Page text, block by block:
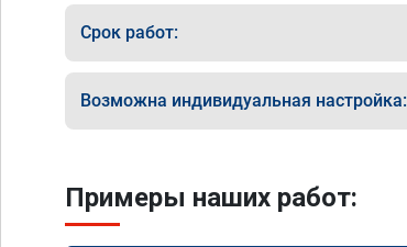
Срок работ:
Возможна индивидуальная настройка:
Примеры наших работ: